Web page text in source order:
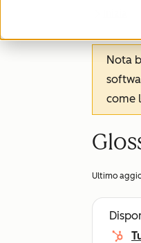
Nota
come
Ultimo